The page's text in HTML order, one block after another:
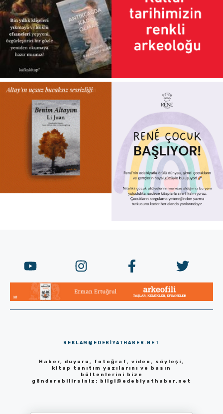
REKLAM@EDEBIYATHABER.NET
Haber, duyuru, fotoğraf, video, söyleşi,
kitap tanıtım yazılarını ve basın
bültenlerini bize
gönderebilirsiniz: bilgi@edebiyathaber.net